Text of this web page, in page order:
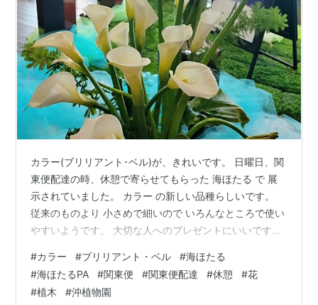
カラー(ブリリアント･ベル)が、きれいです。 日曜日、関
東便配達の時、休憩で寄らせてもらった 海ほたる で 展
示されていました。 カラー の新しい品種らしいです。
従来のものより 小さめで細いので いろんなところで使い
やすいようです。 大切な人へのプレゼントにいいです
料 です。ご自由にお入りくださいね！(^^) Green & Smile
さんぽ道 Twitterhttps://twitter.com/suzuka_lovely28 株
式会社 沖植物園 ホームページ
#カラー #ブリリアント・ベル #海ほたる
#海ほたるPA #関東便 #関東便配達 #休憩 #花
#植木 #沖植物園